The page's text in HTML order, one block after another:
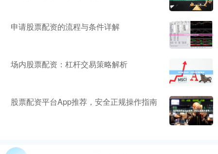
申请股票配资的流程与条件详解
场内股票配资：杠杆交易策略解析
股票配资平台App推荐，安全正规操作指南